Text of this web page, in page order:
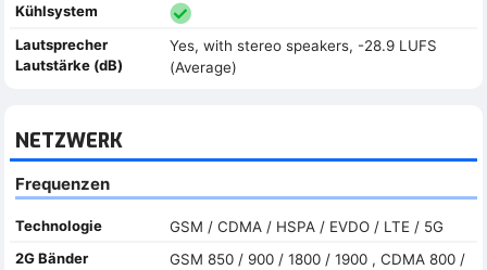
Kühlsystem
Lautsprecher
Lautstärke (dB)
Yes, with stereo speakers, -28.9 LUFS
(Average)
NETZWERK
Frequenzen
Technologie
GSM / CDMA / HSPA / EVDO / LTE / 5G
2G Bänder
GSM 850 / 900 / 1800 / 1900 , CDMA 800 /